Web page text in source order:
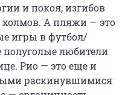
и покоя, изгибов
А пляжи — это
игры в футбол/
любители
Рио — это еще и
раскинувшимися